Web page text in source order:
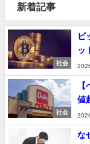
新着記事
社会
ビ
ッ
社会
値
な